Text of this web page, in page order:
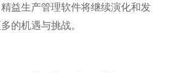
益生产管理软件将继续演化和发
的机遇与挑战。